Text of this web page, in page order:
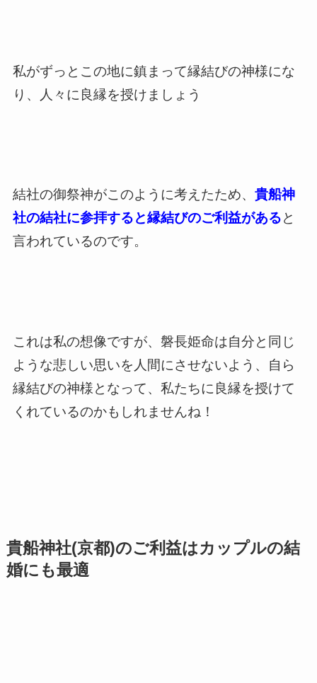
私がずっとこの地に鎮まって縁結びの神様にな
り、人々に良縁を授けましょう
結社の御祭神がこのように考えたため、 貴船神
社の結社に参拝すると縁結びのご利益があると
言われているのです。
これは私の想像ですが、磐長姫命は自分と同じ
ような悲しい思いを人間にさせないよう、自ら
縁結びの神様となって、私たちに良縁を授けて
くれているのかもしれませんね！
貴船神社(京都)のご利益はカップルの結
婚にも最適